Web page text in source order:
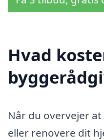
Hvad
Når du overvejer
eller renovere dit